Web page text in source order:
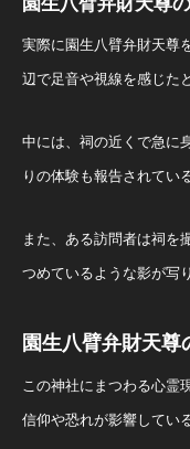
実際に園生八臂弁財天尊
辺で足音や視線を感じた
中には、祠の近くで急に
りの体験も報告されている
また、ある訪問者は祠を
つめているような影が写
園生八臂弁財天尊
この神社にまつわる心霊
信仰や恐れが影響してい